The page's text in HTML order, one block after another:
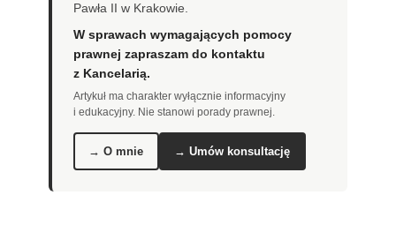
Pawła II w Krakowie.
W sprawach wymagających pomocy
prawnej zapraszam do kontaktu
z Kancelarią.
Artykuł ma charakter wyłącznie informacyjny
i edukacyjny. Nie stanowi porady prawnej.
→ O mnie → Umów konsultację